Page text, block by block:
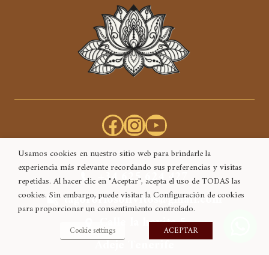
Facebook InstagramYouTube
+34 625 624 427
tagororlosolivitos@gmail.com
Calle la hoyita 5
Adeje Tenerife
Usamos cookies en nuestro sitio web para brindarle la
experiencia más relevante recordando sus preferencias y visitas
repetidas. Al hacer clic en "Aceptar", acepta el uso de TODAS las
cookies. Sin embargo, puede visitar la Configuración de cookies
para proporcionar un consentimiento controlado.
Cookie settings ACEPTAR